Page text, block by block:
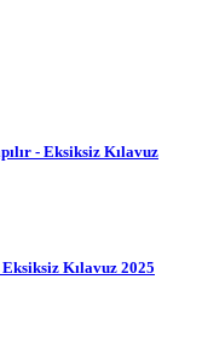
- Eksiksiz Kılavuz
Kılavuz 2025